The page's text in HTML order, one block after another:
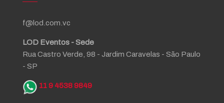
f@lod.com.vc
LOD Eventos - Sede
Rua Castro Verde, 98 - Jardim Caravelas - São Paulo
- SP
11 9 4538 9849